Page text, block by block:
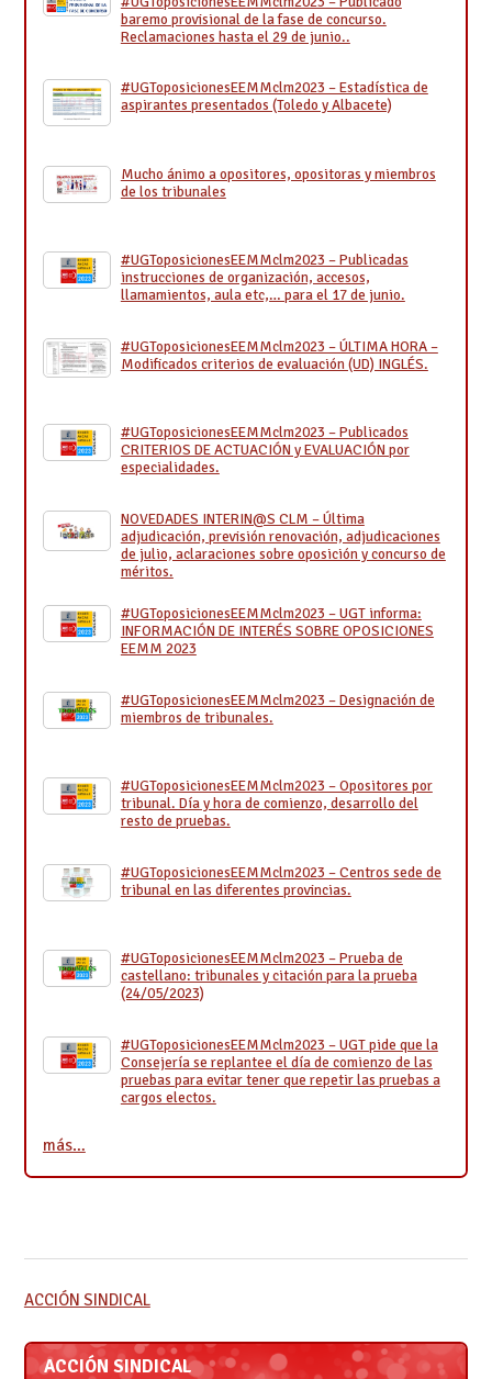
baremo provisional de la fase de concurso.
Reclamaciones hasta el 29 de junio..
#UGToposicionesEEMMclm2023 – Estadística de
aspirantes presentados (Toledo y Albacete)
Mucho ánimo a opositores, opositoras y miembros
de los tribunales
#UGToposicionesEEMMclm2023 – Publicadas
instrucciones de organización, accesos,
llamamientos, aula etc,… para el 17 de junio.
#UGToposicionesEEMMclm2023 – ÚLTIMA HORA –
Modificados criterios de evaluación (UD) INGLÉS.
#UGToposicionesEEMMclm2023 – Publicados
CRITERIOS DE ACTUACIÓN y EVALUACIÓN por
especialidades.
NOVEDADES INTERIN@S CLM – Última
adjudicación, previsión renovación, adjudicaciones
de julio, aclaraciones sobre oposición y concurso de
méritos.
#UGToposicionesEEMMclm2023 – UGT informa:
INFORMACIÓN DE INTERÉS SOBRE OPOSICIONES
EEMM 2023
#UGToposicionesEEMMclm2023 – Designación de
miembros de tribunales.
#UGToposicionesEEMMclm2023 – Opositores por
tribunal. Día y hora de comienzo, desarrollo del
resto de pruebas.
#UGToposicionesEEMMclm2023 – Centros sede de
tribunal en las diferentes provincias.
#UGToposicionesEEMMclm2023 – Prueba de
castellano: tribunales y citación para la prueba
(24/05/2023)
#UGToposicionesEEMMclm2023 – UGT pide que la
Consejería se replantee el día de comienzo de las
pruebas para evitar tener que repetir las pruebas a
cargos electos.
más…
ACCIÓN SINDICAL
ACCIÓN SINDICAL